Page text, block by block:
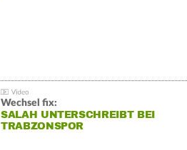
Wechsel fix:
SALAH UNTERSCHREIBT BEI
TRABZONSPOR